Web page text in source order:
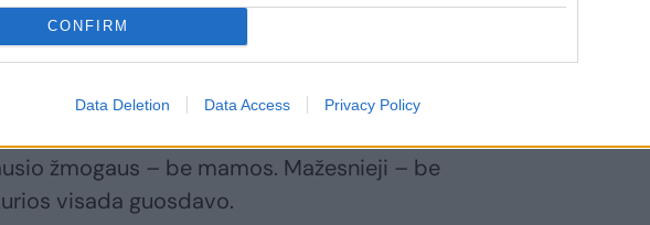
CONFIRM
Data Deletion Data Access Privacy Policy
be svarbiausio žmogaus – mamos.
žmogaus – be mamos. Mažesnieji – be
visada guosdavo.